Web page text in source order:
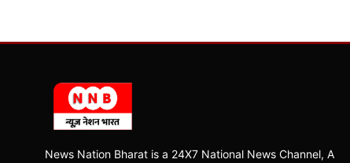
News Nation Bharat is a 24X7 National News Channel, A